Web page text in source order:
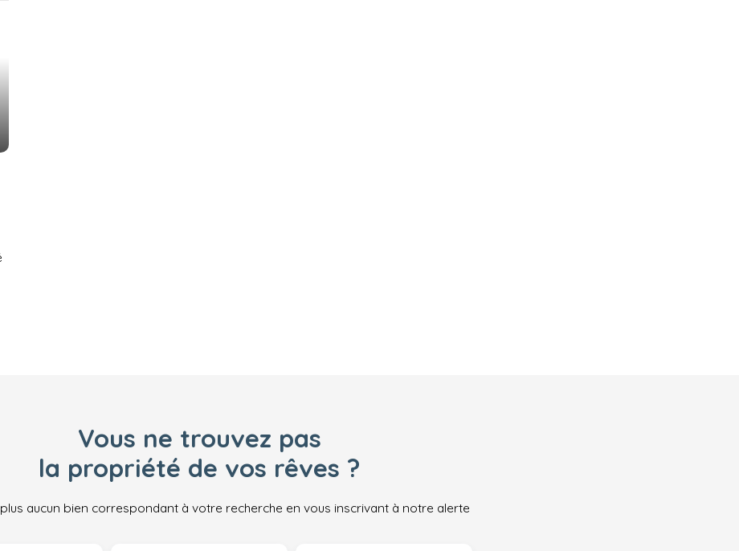
Vous ne trouvez pas
la propriété de vos rêves ?
aucun bien correspondant à votre recherche en vous inscrivant à notre alerte